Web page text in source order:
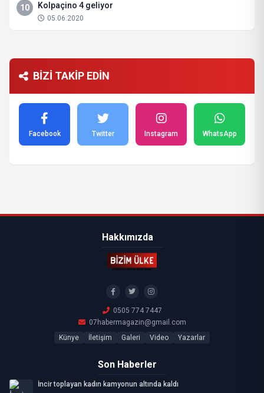
10 Kolpaçino 4 geliyor
05.06.2020
BİZİ TAKİP EDİN
Facebook Twitter Instagram WhatsApp
Hakkımızda
0505 774 7447
07habermagazin@gmail.com
Künye
İletişim Galeri Video Yazarlar
Son Haberler
İncir toplayan kadın kamyonun altında kaldı